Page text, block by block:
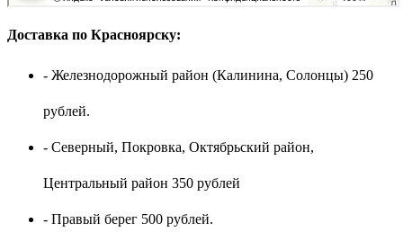
Доставка по Красноярску:
- Железнодорожный район (Калинина, Солонцы) 250
рублей.
- Северный, Покровка, Октябрьский район,
Центральный район 350 рублей
- Правый берег 500 рублей.